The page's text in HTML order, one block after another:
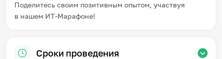
Поделитесь своим позитивным опытом, участвуя
в нашем ИТ-Марафоне!
Сроки проведения